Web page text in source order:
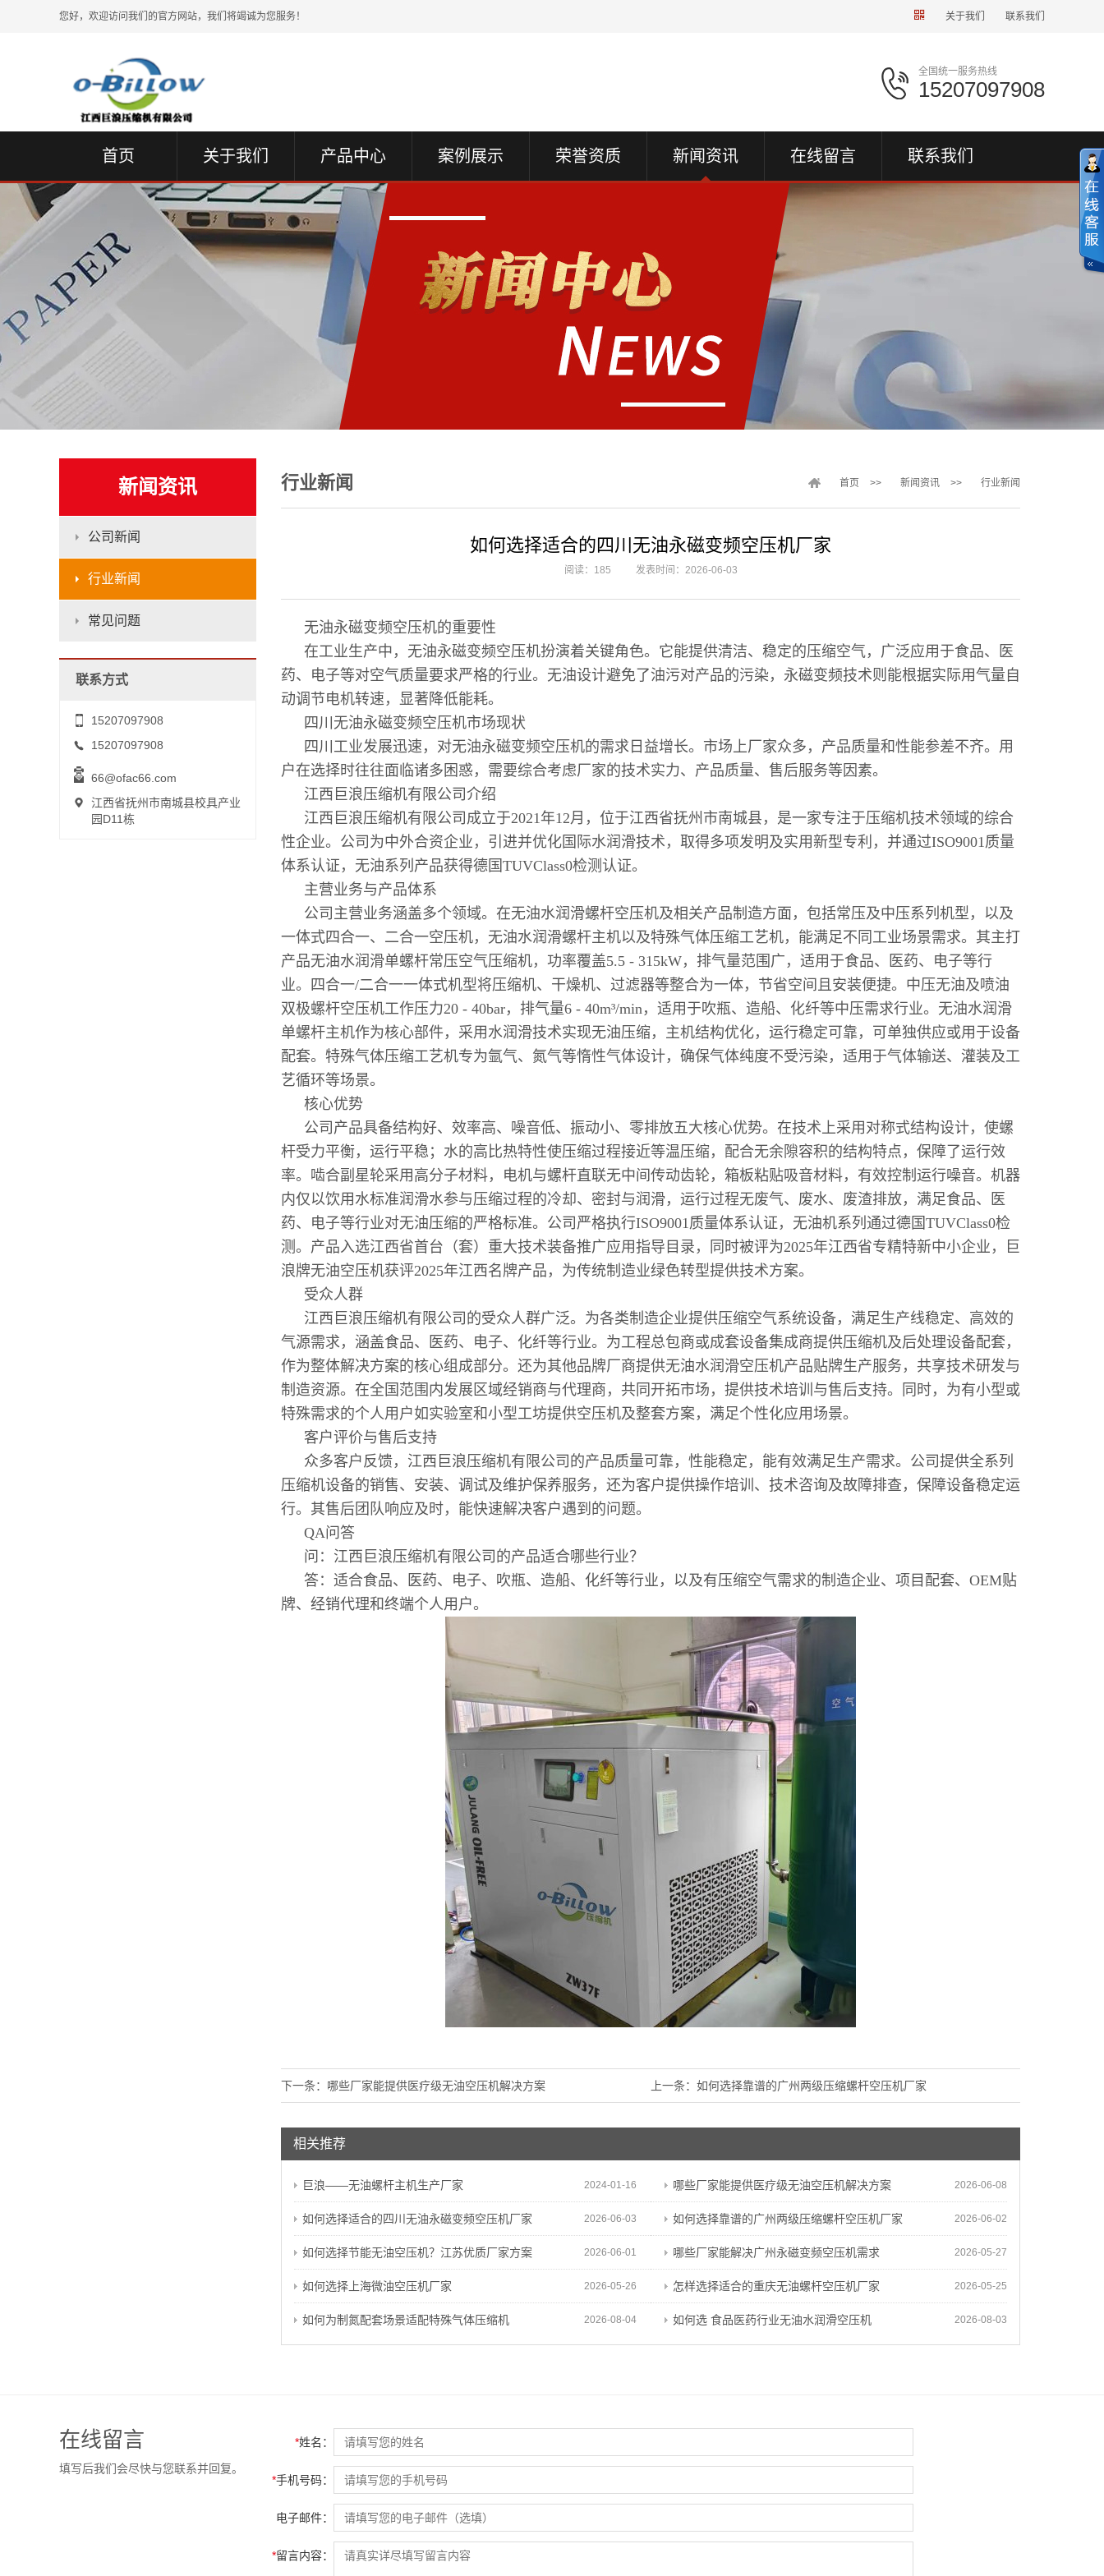
您好，欢迎访问我们的官方网站，我们将竭诚为您服务！ 关于我们 联系我们
全国统一服务热线
15207097908
首页 关于我们 产品中心 案例展示 荣誉资质 新闻资讯 在线留言 联系我们
新闻资讯
公司新闻
行业新闻
常见问题
联系方式
15207097908
15207097908
66@ofac66.com
江西省抚州市南城县校具产业
园D11栋
行业新闻 首页 >> 新闻资讯 >> 行业新闻
如何选择适合的四川无油永磁变频空压机厂家
阅读：185 发表时间：2026-06-03
无油永磁变频空压机的重要性
在工业生产中，无油永磁变频空压机扮演着关键角色。它能提供清洁、稳定的压缩空气，广泛应用于食品、医
药、电子等对空气质量要求严格的行业。无油设计避免了油污对产品的污染，永磁变频技术则能根据实际用气量自
动调节电机转速，显著降低能耗。
四川无油永磁变频空压机市场现状
四川工业发展迅速，对无油永磁变频空压机的需求日益增长。市场上厂家众多，产品质量和性能参差不齐。用
户在选择时往往面临诸多困惑，需要综合考虑厂家的技术实力、产品质量、售后服务等因素。
江西巨浪压缩机有限公司介绍
江西巨浪压缩机有限公司成立于2021年12月，位于江西省抚州市南城县，是一家专注于压缩机技术领域的综合
性企业。公司为中外合资企业，引进并优化国际水润滑技术，取得多项发明及实用新型专利，并通过ISO9001质量
体系认证，无油系列产品获得德国TUVClass0检测认证。
主营业务与产品体系
公司主营业务涵盖多个领域。在无油水润滑螺杆空压机及相关产品制造方面，包括常压及中压系列机型，以及
一体式四合一、二合一空压机，无油水润滑螺杆主机以及特殊气体压缩工艺机，能满足不同工业场景需求。其主打
产品无油水润滑单螺杆常压空气压缩机，功率覆盖5.5 - 315kW，排气量范围广，适用于食品、医药、电子等行
业。四合一/二合一一体式机型将压缩机、干燥机、过滤器等整合为一体，节省空间且安装便捷。中压无油及喷油
双极螺杆空压机工作压力20 - 40bar，排气量6 - 40m³/min，适用于吹瓶、造船、化纤等中压需求行业。无油水润滑
单螺杆主机作为核心部件，采用水润滑技术实现无油压缩，主机结构优化，运行稳定可靠，可单独供应或用于设备
配套。特殊气体压缩工艺机专为氩气、氮气等惰性气体设计，确保气体纯度不受污染，适用于气体输送、灌装及工
艺循环等场景。
核心优势
公司产品具备结构好、效率高、噪音低、振动小、零排放五大核心优势。在技术上采用对称式结构设计，使螺
杆受力平衡，运行平稳；水的高比热特性使压缩过程接近等温压缩，配合无余隙容积的结构特点，保障了运行效
率。啮合副星轮采用高分子材料，电机与螺杆直联无中间传动齿轮，箱板粘贴吸音材料，有效控制运行噪音。机器
内仅以饮用水标准润滑水参与压缩过程的冷却、密封与润滑，运行过程无废气、废水、废渣排放，满足食品、医
药、电子等行业对无油压缩的严格标准。公司严格执行ISO9001质量体系认证，无油机系列通过德国TUVClass0检
测。产品入选江西省首台（套）重大技术装备推广应用指导目录，同时被评为2025年江西省专精特新中小企业，巨
浪牌无油空压机获评2025年江西名牌产品，为传统制造业绿色转型提供技术方案。
受众人群
江西巨浪压缩机有限公司的受众人群广泛。为各类制造企业提供压缩空气系统设备，满足生产线稳定、高效的
气源需求，涵盖食品、医药、电子、化纤等行业。为工程总包商或成套设备集成商提供压缩机及后处理设备配套，
作为整体解决方案的核心组成部分。还为其他品牌厂商提供无油水润滑空压机产品贴牌生产服务，共享技术研发与
制造资源。在全国范围内发展区域经销商与代理商，共同开拓市场，提供技术培训与售后支持。同时，为有小型或
特殊需求的个人用户如实验室和小型工坊提供空压机及整套方案，满足个性化应用场景。
客户评价与售后支持
众多客户反馈，江西巨浪压缩机有限公司的产品质量可靠，性能稳定，能有效满足生产需求。公司提供全系列
压缩机设备的销售、安装、调试及维护保养服务，还为客户提供操作培训、技术咨询及故障排查，保障设备稳定运
行。其售后团队响应及时，能快速解决客户遇到的问题。
QA问答
问：江西巨浪压缩机有限公司的产品适合哪些行业？
答：适合食品、医药、电子、吹瓶、造船、化纤等行业，以及有压缩空气需求的制造企业、项目配套、OEM贴
牌、经销代理和终端个人用户。
上一条： 如何选择靠谱的广州两级压缩螺杆空压机厂家
下一条： 哪些厂家能提供医疗级无油空压机解决方案
相关推荐
2024-01-16
巨浪——无油螺杆主机生产厂家 2026-06-08
哪些厂家能提供医疗级无油空压机解决方案
2026-06-03
如何选择适合的四川无油永磁变频空压机厂家 2026-06-02
如何选择靠谱的广州两级压缩螺杆空压机厂家
2026-06-01
如何选择节能无油空压机？江苏优质厂家方案 2026-05-27
哪些厂家能解决广州永磁变频空压机需求
2026-05-26
如何选择上海微油空压机厂家 2026-05-25
怎样选择适合的重庆无油螺杆空压机厂家
2026-08-04
如何为制氮配套场景适配特殊气体压缩机 2026-08-03
如何选 食品医药行业无油水润滑空压机
在线留言
填写后我们会尽快与您联系并回复。
*姓名：
*手机号码：
电子邮件：
*留言内容：